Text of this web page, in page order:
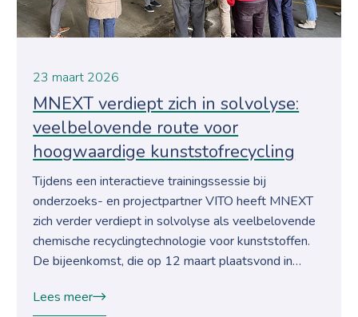
23 maart 2026
MNEXT verdiept zich in solvolyse:
veelbelovende route voor
hoogwaardige kunststofrecycling
Tijdens een interactieve trainingssessie bij
onderzoeks- en projectpartner VITO heeft MNEXT
zich verder verdiept in solvolyse als veelbelovende
chemische recyclingtechnologie voor kunststoffen.
De bijeenkomst, die op 12 maart plaatsvond in…
Lees meer